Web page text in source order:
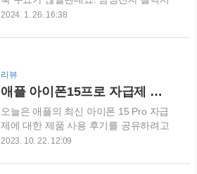
접 사용해본 결과, 에코백스 디봇 X2 옴
말 편리했어요. 집에 들어서면 깨끗한
바닥을 보며 기분이 확~ 좋아지더라구
요. 특징 및 장단점 DEX86의 특징 중 하
나는 바닥..
북4 프로 16인치 사용 후기를 적어볼까
재 삼성전자 갤럭시북4 프로
영상편집 사무용 코딩용 대학생 고사양
COUPANG www.coupang.com 삼성전
자가 출시한 갤럭시북4 프로
NT960XGK-K71A는 최신 버전의 운영
체제, 윈도우11을 자랑하고 있습니다.
이 제품을 사용하면서 윈도우11로 업그
2024. 1. 26. 16:38
리뷰
애플 아이폰15프로 자급제 후기
오늘은 애플의 최신 아이폰 15 Pro 자급
제에 대한 제품 사용 후기를 공유하려고
합니다. 아이폰 15 Pro 자급제의 성능은
자급제 COUPANG www.coupang.com
2023. 10. 22. 12:09